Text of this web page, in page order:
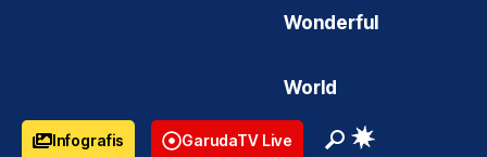
Wonderful
World
Infografis GarudaTV Live